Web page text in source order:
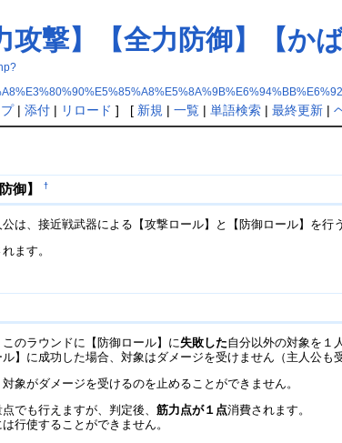
攻撃】【全力防御】【か
| 添付| リロード ] [ 新規 | 一覧| 単語検索| 最終更新|
御】 †
は、接近戦武器による【攻撃ロール】と【防御ロール】を行
ます。
このラウンドに【防御ロール】に失敗した自分以外の対象を１
】に成功した場合、対象はダメージを受けません（主人公も
象がダメージを受けるのを止めることができません。
点でも行えますが、判定後、筋力点が１点消費されます。
行使することができません。